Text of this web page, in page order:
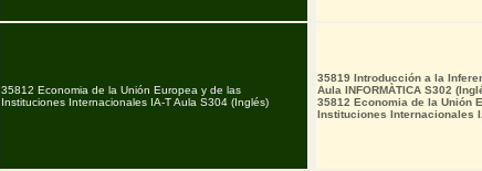
35812 Economia de la Unión Europea y de las
Instituciones Internacionales IA-T Aula S304 (Inglés)
35819 Introducción a la
Aula INFORMÀTICA S302
35812 Economia de la Unión
Instituciones Internacionales